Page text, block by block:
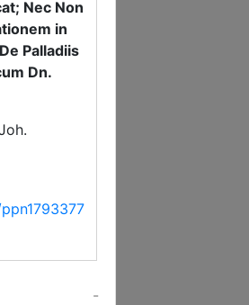
Nec Non
in
Palladiis
Dn.
-